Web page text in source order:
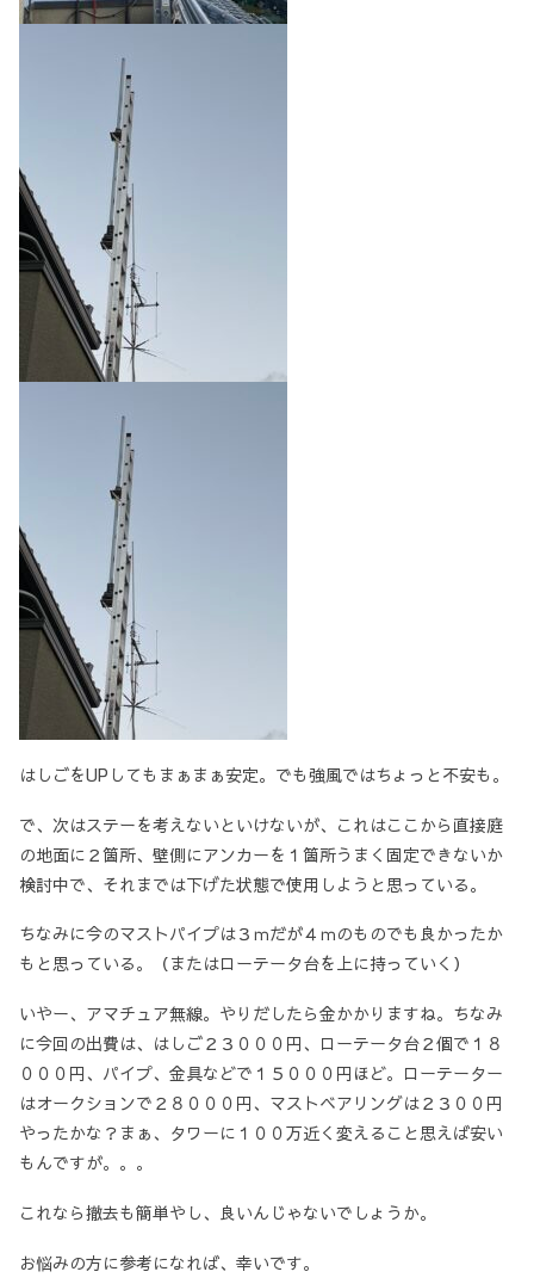
はしごをUPしてもまぁまぁ安定。でも強風ではちょっと不安も。
で、次はステーを考えないといけないが、これはここから直接庭
の地面に２箇所、壁側にアンカーを１箇所うまく固定できないか
検討中で、それまでは下げた状態で使用しようと思っている。
ちなみに今のマストパイプは３ｍだが４ｍのものでも良かったか
もと思っている。（またはローテータ台を上に持っていく）
いやー、アマチュア無線。やりだしたら金かかりますね。ちなみ
に今回の出費は、はしご２３０００円、ローテータ台２個で１８
０００円、パイプ、金具などで１５０００円ほど。ローテーター
はオークションで２８０００円、マストベアリングは２３００円
やったかな？まぁ、タワーに１００万近く変えること思えば安い
もんですが。。。
これなら撤去も簡単やし、良いんじゃないでしょうか。
お悩みの方に参考になれば、幸いです。